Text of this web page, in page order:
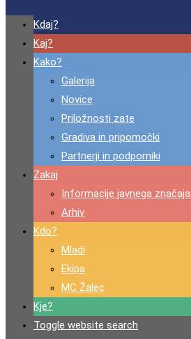
Kdaj?
Kaj?
Kako?
Galerija
Novice
Priložnosti zate
Gradiva in pripomočki
Partnerji in podporniki
Zakaj
Informacije javnega značaja
Arhiv
Kdo?
Mladi
Ekipa
MC Žalec
Kje?
Toggle website search